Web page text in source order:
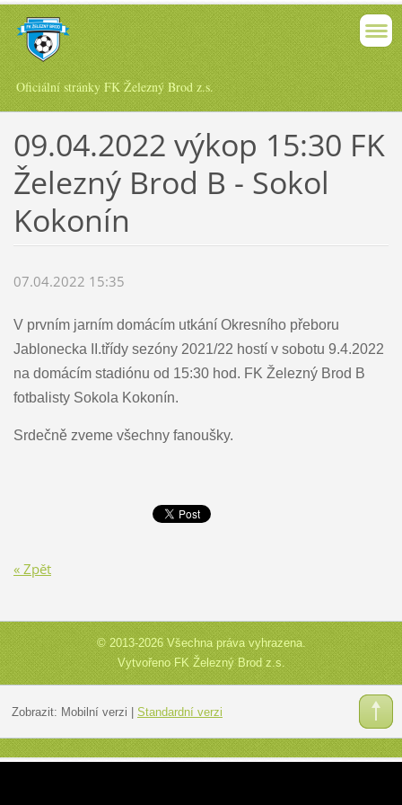
Oficiální stránky FK Železný Brod z.s.
09.04.2022 výkop 15:30 FK
Železný Brod B - Sokol
Kokonín
07.04.2022 15:35
V prvním jarním domácím utkání Okresního přeboru
Jablonecka II.třídy sezóny 2021/22 hostí v sobotu 9.4.2022
na domácím stadiónu od 15:30 hod. FK Železný Brod B
fotbalisty Sokola Kokonín.
Srdečně zveme všechny fanoušky.
« Zpět
© 2013-2026 Všechna práva vyhrazena.
Vytvořeno FK Železný Brod z.s.
Zobrazit: Mobilní verzi Standardní verzi